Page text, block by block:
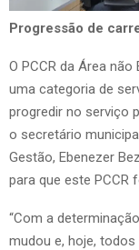
Progressão de
O PCCR da Área
uma categoria de
progredir no serviço
o secretário
Gestão, Ebenezer
para que este PCCR
“Com a
mudou e, hoje,